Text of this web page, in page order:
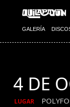
GALERÍA
4 DE
LUGAR